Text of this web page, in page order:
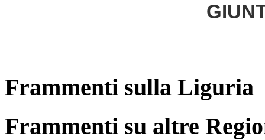
Frammenti sulla Liguria
Frammenti su altre